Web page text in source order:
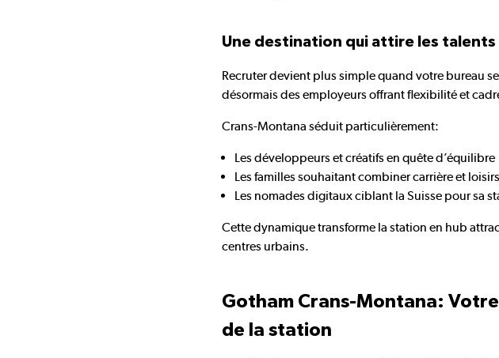
Une destination qui attire les talents
Recruter devient plus simple quand votre bureau
désormais des employeurs offrant flexibilité et
Crans-Montana séduit particulièrement:
Les développeurs et créatifs en quête d’équilibre
Les familles souhaitant combiner carrière et
Les nomades digitaux ciblant la Suisse pour sa
Cette dynamique transforme la station en hub
centres urbains.
Gotham Crans-Montana:
de la station